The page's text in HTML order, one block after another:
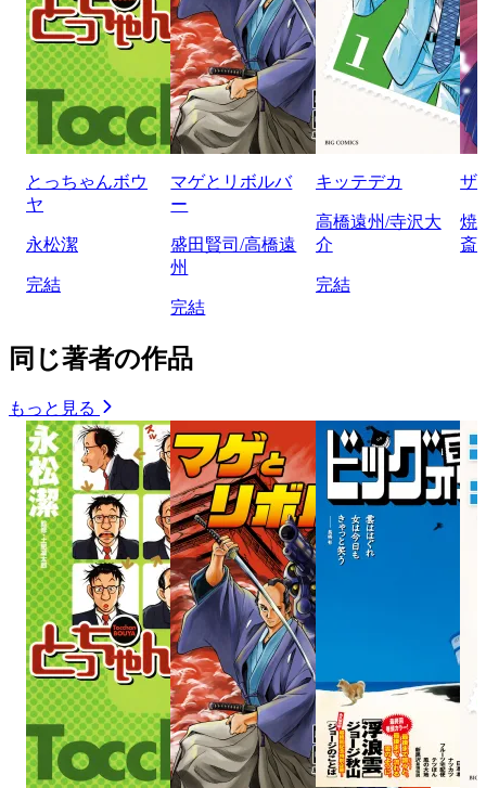
とっちゃんボウ
ヤ
永松潔
完結
マゲとリボルバ
ー
盛田賢司/高橋遠
州
完結
キッテデカ
高橋遠州/寺沢大
介
完結
ザ
焼
斎
同じ著者の作品
もっと見る